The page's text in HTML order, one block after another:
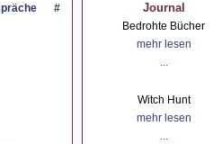
Journal
Bedrohte Bücher
mehr lesen
...
Witch Hunt
mehr lesen
...
#